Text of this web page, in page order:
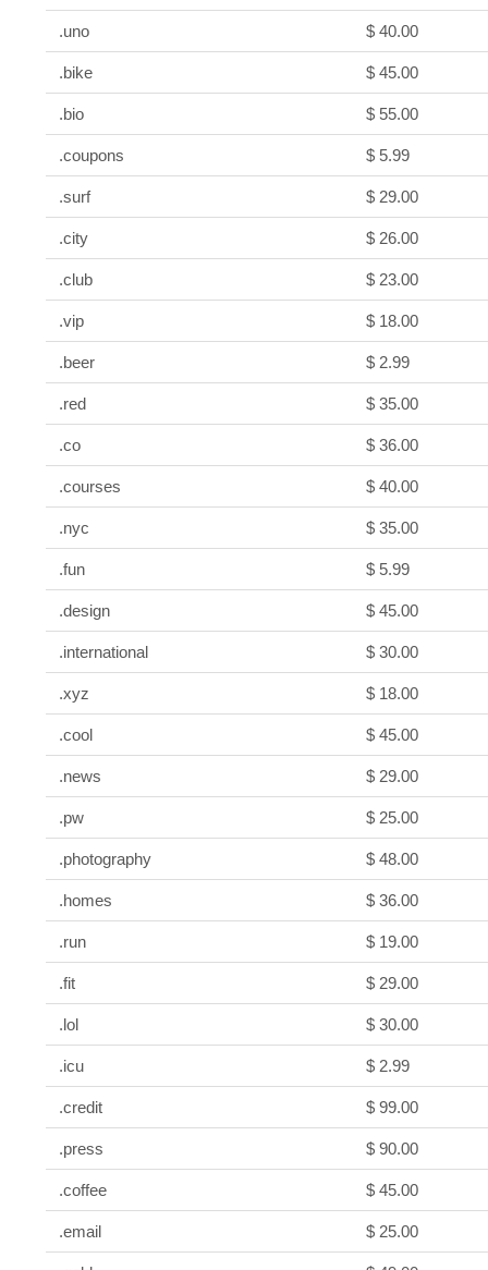
.uno $ 40.00
.bike $ 45.00
.bio $ 55.00
.coupons $ 5.99
.surf $ 29.00
.city $ 26.00
.club $ 23.00
.vip $ 18.00
.beer $ 2.99
.red $ 35.00
.co $ 36.00
.courses $ 40.00
.nyc $ 35.00
.fun $ 5.99
.design $ 45.00
.international $ 30.00
.xyz $ 18.00
.cool $ 45.00
.news $ 29.00
.pw $ 25.00
.photography $ 48.00
.homes $ 36.00
.run $ 19.00
.fit $ 29.00
.lol $ 30.00
.icu $ 2.99
.credit $ 99.00
.press $ 90.00
.coffee $ 45.00
.email $ 25.00